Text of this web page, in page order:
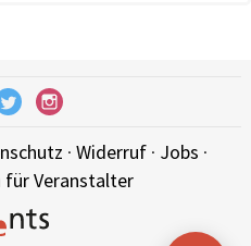
· Widerruf· Jobs ·
Veranstalter